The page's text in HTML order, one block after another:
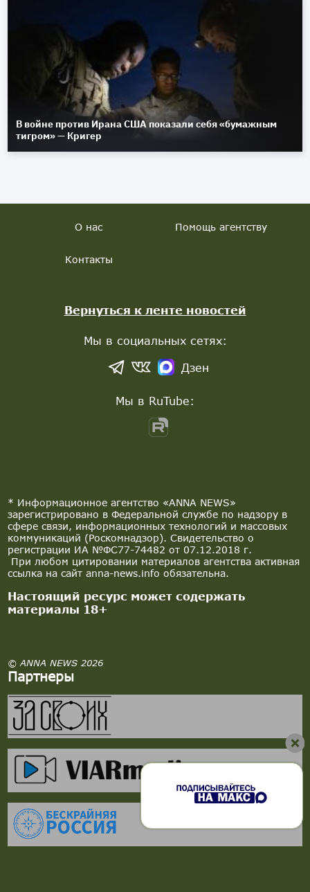
В войне против Ирана США показали себя «бумажным
тигром» — Кригер
* Информационное агентство «ANNA NEWS»
зарегистрировано в Федеральной службе по надзору в
сфере связи, информационных технологий и массовых
коммуникаций (Роскомнадзор). Свидетельство о
регистрации ИА №ФС77-74482 от 07.12.2018 г.
При любом цитировании материалов агентства активная
ссылка на сайт anna-news.info обязательна.
Настоящий ресурс может содержать
материалы 18+
© ANNA NEWS 2026
Партнеры
О нас Помощь агентству
Контакты
Вернуться к ленте новостей
Мы в социальных сетях:
Дзен
Мы в RuTube: